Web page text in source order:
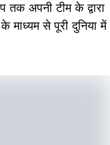
अपनी टीम के द्वारा
माध्यम से पूरी दुनिया में